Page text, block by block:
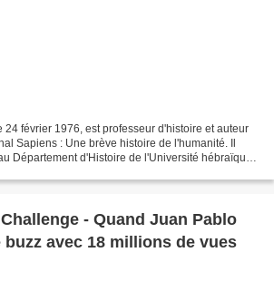
24 février 1976, est professeur d'histoire et auteur
Sapiens : Une brève histoire de l'humanité. Il
Département d'Histoire de l'Université hébraïque
- Quand Juan Pablo
avec 18 millions de vues